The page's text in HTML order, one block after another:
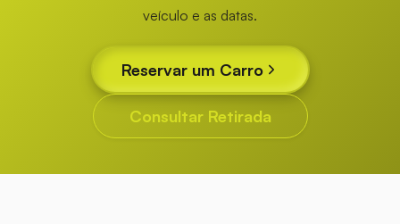
veículo e as datas.
Reservar um Carro
Consultar Retirada